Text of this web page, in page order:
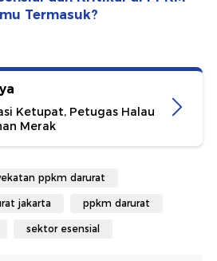
Termasuk?
Ketupat, Petugas Halau
Merak
ppkm darurat
jakarta ppkm darurat
sektor esensial